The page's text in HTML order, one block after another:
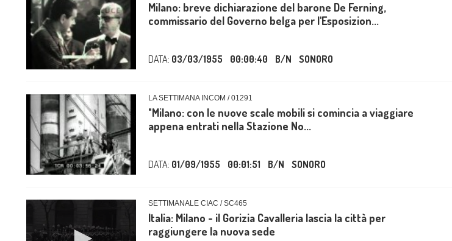
Milano: breve dichiarazione del barone De Ferning,
commissario del Governo belga per l'Esposizion...
DATA: 03/03/1955 00:00:40 B/N SONORO
LA SETTIMANA INCOM / 01291
"Milano: con le nuove scale mobili si comincia a viaggiare
appena entrati nella Stazione No...
DATA: 01/09/1955 00:01:51 B/N SONORO
SETTIMANALE CIAC / SC465
Italia: Milano - il Gorizia Cavalleria lascia la città per
raggiungere la nuova sede